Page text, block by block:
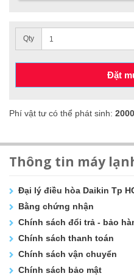
Qty
Đặt
Phí vật tư có thể phát sinh:
Thông tin máy
Đại lý điều hòa Daikin Tp
Bằng chứng nhận
Chính sách đổi trả - bảo
Chính sách thanh toán
Chính sách vận chuyển
Chính sách bảo mật